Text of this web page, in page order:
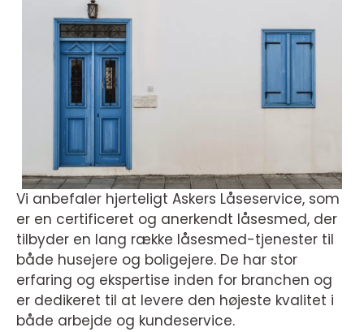
Vi anbefaler hjerteligt Askers Låseservice, som
er en certificeret og anerkendt låsesmed, der
tilbyder en lang række låsesmed-tjenester til
både husejere og boligejere. De har stor
erfaring og ekspertise inden for branchen og
er dedikeret til at levere den højeste kvalitet i
både arbejde og kundeservice.